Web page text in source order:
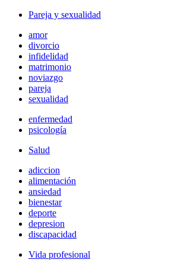
Pareja y sexualidad
amor
divorcio
infidelidad
matrimonio
noviazgo
pareja
sexualidad
enfermedad
psicología
Salud
adiccion
alimentación
ansiedad
bienestar
deporte
depresion
discapacidad
Vida profesional